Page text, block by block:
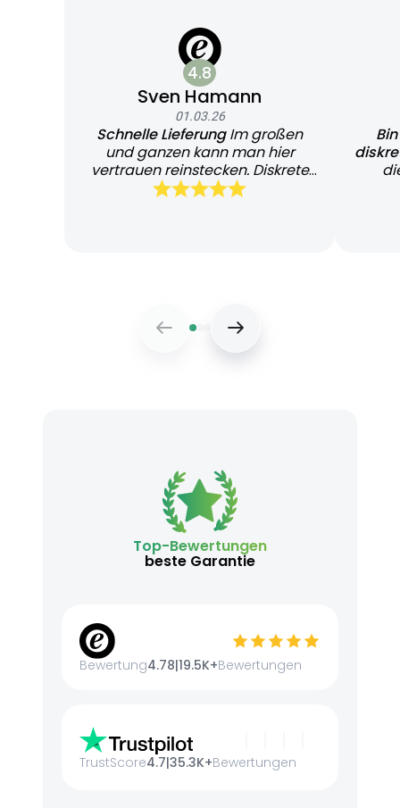
4.8
Sven Hamann
01.03.26
Schnelle LieferungIm großen
und ganzen kann man hier
vertrauen reinstecken. Diskrete
und schnelle Lieferung
Top-Bewertungen
beste Garantie
Bewertung4.78|19.5K+Bewertungen
TrustScore4.7|35.3K+Bewertungen